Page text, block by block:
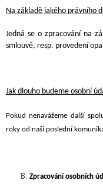
Na základě jakého právního
Jedná se o zpracování na
smlouvě, resp. provedení
Jak dlouho budeme osobní
Pokud nenavážeme další
roky od naší poslední
Zpracování osobních